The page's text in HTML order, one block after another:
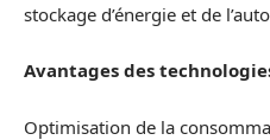
stockage d’énergie et de
Avantages des
Optimisation de la